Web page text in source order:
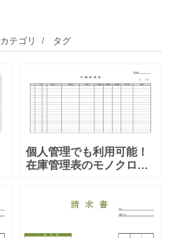
カテゴリ タグ
個人管理でも利用可能！
在庫管理表のモノクロ・
が出来るテンプレートと
なります。基本的には倉
庫の簡易的な在庫管理